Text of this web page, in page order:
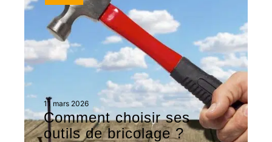
11 mars 2026
Comment choisir ses
outils de bricolage ?